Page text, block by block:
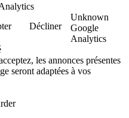
Décliner
Unknown
Google
Analytics
les annonces présentes
seront adaptées à vos